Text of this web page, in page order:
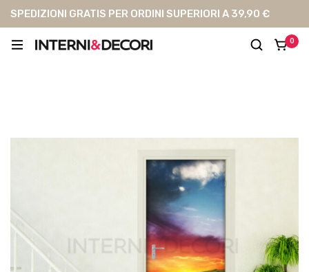
SPEDIZIONI GRATIS PER ORDINI SUPERIORI A 39,90 €
0